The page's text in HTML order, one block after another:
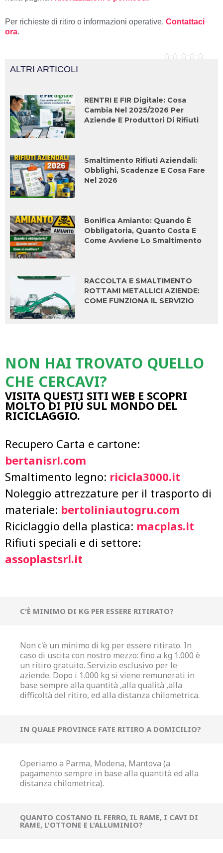
Per richieste di ritiro o informazioni operative, Contattaci
ora.
ALTRI ARTICOLI
RENTRI E FIR Digitale: Cosa
Cambia Nel 2025/2026 Per
Aziende E Produttori Di Rifiuti
Smaltimento Rifiuti Aziendali:
Obblighi, Scadenze E Cosa Fare
Nel 2026
Bonifica Amianto: Quando È
Obbligatoria, Quanto Costa E
Come Avviene Lo Smaltimento
RACCOLTA E SMALTIMENTO
ROTTAMI METALLICI AZIENDE:
COME FUNZIONA IL SERVIZIO
NON HAI TROVATO QUELLO
CHE CERCAVI?
VISITA QUESTI SITI WEB E SCOPRI
MOLTO DI PIÙ SUL MONDO DEL
RICICLAGGIO.
Recupero Carta e cartone:
bertanisrl.com
Smaltimento legno: ricicla3000.it
Noleggio attrezzature per il trasporto di
materiale: bertoliniautogru.com
Riciclaggio della plastica: macplas.it
Rifiuti speciali e di settore:
assoplastsrl.it
C'È MINIMO DI KG PER ESSERE RITIRATO?
Non c'è un minimo di kg per essere ritirato. In
caso di uscita con nostro mezzo: fino a kg 1.000 è
un ritiro gratuito. Servizio esclusivo per le
aziende. Dopo i 1.000 kg si viene remunerati in
base sempre alla quantità ,alla qualità ,alla
difficoltà del ritiro, ed alla distanza chilometrica.
IN QUALE PROVINCE FATE RITIRO A DOMICILIO?
Operiamo a Parma, Modena, Mantova (a
pagamento sempre in base alla quantità ed alla
distanza chilometrica).
QUANTO COSTANO IL FERRO, IL RAME, I CAVI DI
RAME, L'OTTONE E L'ALLUMINIO?